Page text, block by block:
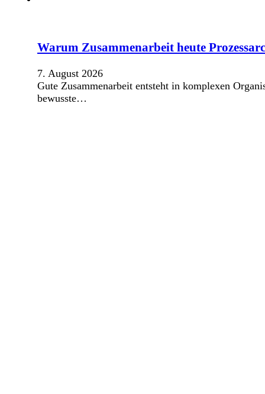
Warum Zusammenarbeit heute
7. August 2026
Gute Zusammenarbeit entsteht in komplexen
bewusste…